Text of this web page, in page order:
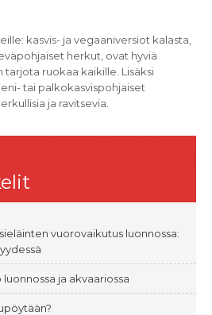
kasvis- ja vegaaniversiot kalasta,
herkut, ovat hyviä
tarjota ruokaa kaikille. Lisäksi
tai palkokasvispohjaiset
ja ravitsevia.
vuorovaikutus luonnossa:
ja akvaariossa